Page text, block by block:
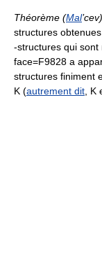
Théorème (Mal’cev)
structures
-structures qui sont
face=F9828 a
structures finiment
K (autrement dit, K